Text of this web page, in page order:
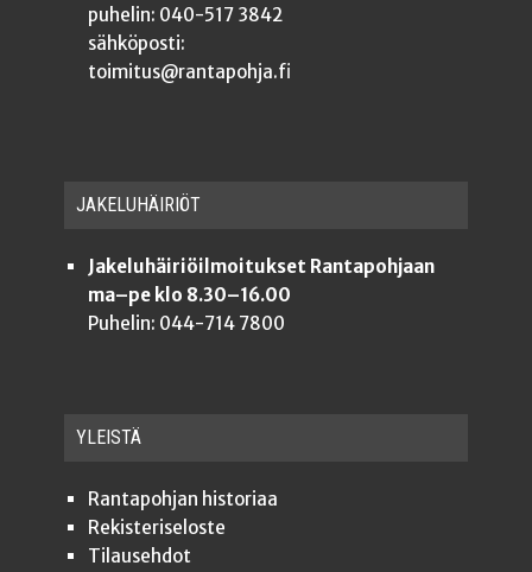
puhelin: 040-517 3842
sähköposti:
toimitus@rantapohja.fi
JAKE­LU­HÄI­RIÖT
Jakeluhäiriöilmoitukset Rantapohjaan
ma–pe klo 8.30–16.00
Puhelin: 044-714 7800
YLEISTÄ
Ran­ta­poh­jan historiaa
Rekis­te­ri­se­los­te
Tilauseh­dot